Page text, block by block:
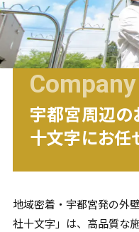
Company
宇都宮周辺の
十文字にお任
地域密着・ 宇都宮発の外
社十文字」は、高品質な